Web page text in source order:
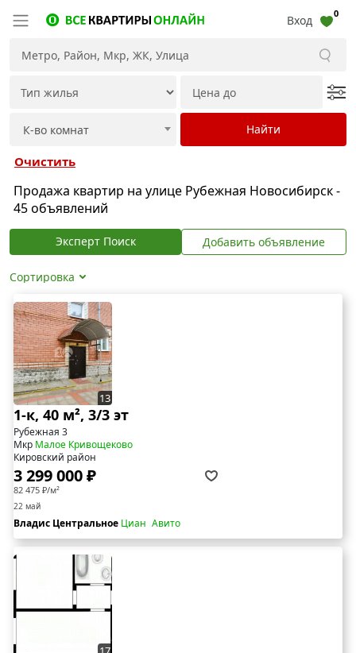
Вход 0
Очистить
Продажа квартир на улице Рубежная Новосибирск -
45 объявлений
Эксперт Поиск Добавить объявление
Сортировка
13
1-к, 40 м², 3/3 эт
Рубежная 3
Мкр Малое Кривощеково
Кировский район
3 299 000 ₽
82 475 ₽/м²
22 май
Владис Центральное Циан Авито